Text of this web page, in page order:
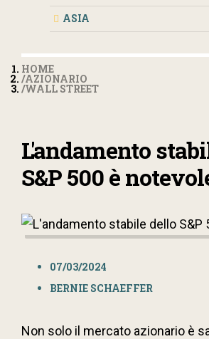
ASIA
HOME
AZIONARIO
WALL STREET
L'andamento
S&P 500 è
07/03/2024
BERNIE SCHAEFFER
Non solo il mercato azionario è